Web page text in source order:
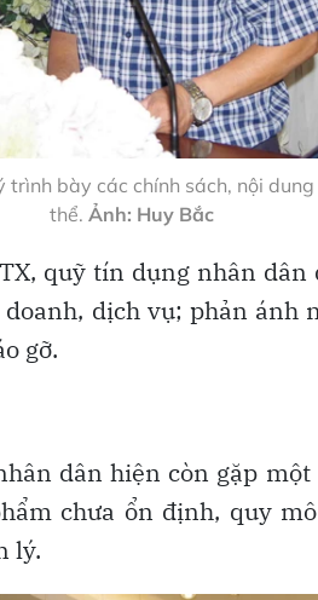
trình bày các chính sách, nội
thể. Ảnh: Huy Bắc
quỹ tín dụng nhân
dịch vụ; phản ánh
gỡ.
dân hiện còn gặp
chưa ổn định, quy
lý.